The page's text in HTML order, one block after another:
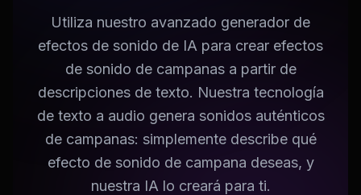
Utiliza nuestro avanzado generador de
efectos de sonido de IA para crear efectos
de sonido de campanas a partir de
descripciones de texto. Nuestra tecnología
de texto a audio genera sonidos auténticos
de campanas: simplemente describe qué
efecto de sonido de campana deseas, y
nuestra IA lo creará para ti.